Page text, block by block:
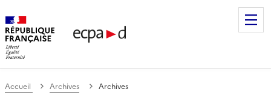
de communication et de production
Accueil Archives Archives